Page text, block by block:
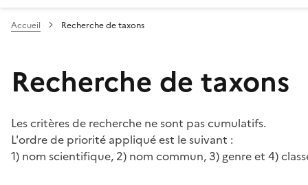
Accueil Recherche de taxons
Recherche de taxons
Les critères de recherche ne sont pas cumulatifs.
L'ordre de priorité appliqué est le suivant :
1) nom scientifique, 2) nom commun, 3) genre et 4)